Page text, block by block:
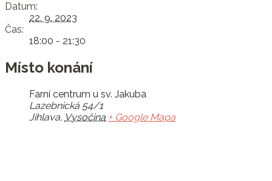
Datum:
22. 9. 2023
Čas:
18:00 - 21:30
Místo konání
Farní centrum u sv. Jakuba
Lazebnická 54/1
Jihlava, Vysočina + Google Mapa